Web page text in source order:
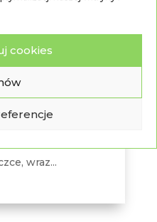
cookies
było! To
każdego
wszystkie
wraz...